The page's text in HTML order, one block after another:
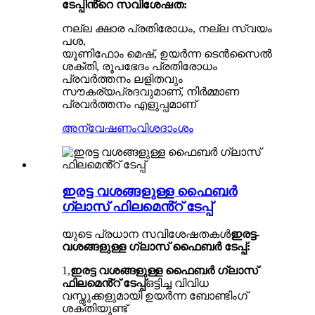
ടേപ്പിൻ്റെ സവിശേഷത:
നല്ല ക്ഷാര പ്രതിരോധം, നല്ല സ്വയം
പശ,
യൂണിഫോം മെഷ്, ഉയർന്ന ടെൻസൈൽ
ശക്തി, രൂപഭേദം പ്രതിരോധം
പ്രവർത്തനം ലളിതവും
സൗകര്യപ്രദവുമാണ്, നിർമ്മാണ
പ്രവർത്തനം എളുപ്പമാണ്
അന്വേഷണംവിശദാംശം
ഇരട്ട വശങ്ങളുള്ള ഫൈബർ
ഗ്ലാസ് ഫിലമെൻ്റ് ടേപ്പ്
യുടെ പ്രധാന സവിശേഷതകൾഇരട്ട-
വശങ്ങളുള്ള ഗ്ലാസ് ഫൈബർ ടേപ്പ്:
1,ഇരട്ട വശങ്ങളുള്ള ഫൈബർ ഗ്ലാസ്
ഫിലമെൻ്റ് ടേപ്പ്ഒട്ടിച്ച വിവിധ
വസ്തുക്കളുമായി ഉയർന്ന ബോണ്ടിംഗ്
ശക്തിയുണ്ട്